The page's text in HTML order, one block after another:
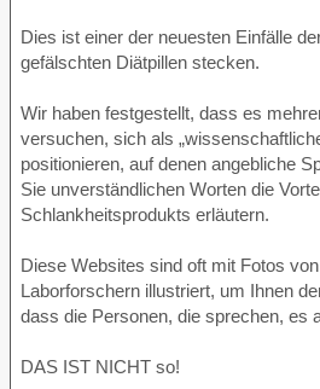
Dies ist einer der neuesten Einfälle
gefälschten Diätpillen stecken.
Wir haben festgestellt, dass es
versuchen, sich als
positionieren, auf denen angebliche
Sie unverständlichen Worten die
Schlankheitsprodukts erläutern.
Diese Websites sind oft mit Fotos
Laborforschern illustriert, um Ihnen
dass die Personen, die sprechen, es
DAS IST NICHT so!